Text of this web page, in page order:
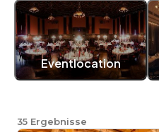
Eventlocation
35 Ergebnisse